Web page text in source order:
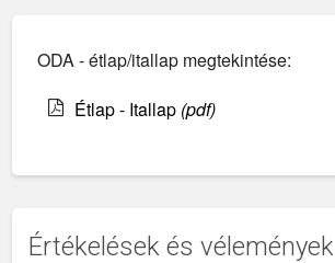
ODA - étlap/itallap megtekintése:
Étlap - Itallap (pdf)
Értékelések és vélemények